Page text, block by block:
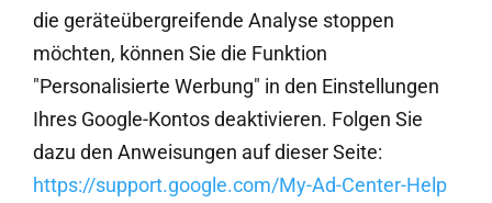
die geräteübergreifende Analyse stoppen
möchten, können Sie die Funktion
"Personalisierte Werbung" in den Einstellungen
Ihres Google-Kontos deaktivieren. Folgen Sie
dazu den Anweisungen auf dieser Seite:
https://support.google.com/My-Ad-Center-Help